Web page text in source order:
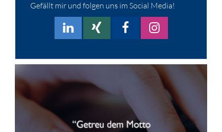
Gefällt mir und folgen uns im Social Media!